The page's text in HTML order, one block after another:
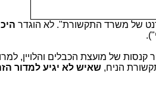
של משרד התקשורת". לא הוגדר
של מועצת הכבלים והלויין,
הניח,שאיש לא יגיע למדור